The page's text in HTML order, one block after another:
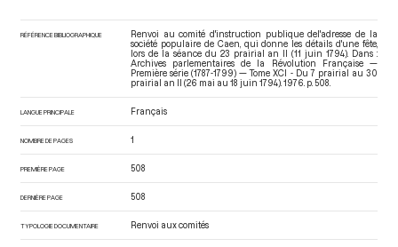
RÉFÉRENCE BIBLIOGRAPHIQUE
Renvoi au comité d'instruction publique del'adresse de la
société populaire de Caen, qui donne les détails d'une fête,
lors de la séance du 23 prairial an II (11 juin 1794). Dans :
Archives parlementaires de la Révolution Française —
Première série (1787-1799) — Tome XCI - Du 7 prairial au 30
prairial an II (26 mai au 18 juin 1794) . 1976. p. 508.
LANGUE PRINCIPALE Français
NOMBRE DE PAGES 1
PREMIÈRE PAGE 508
DERNIÈRE PAGE 508
TYPOLOGIE DOCUMENTAIRE Renvoi aux comités